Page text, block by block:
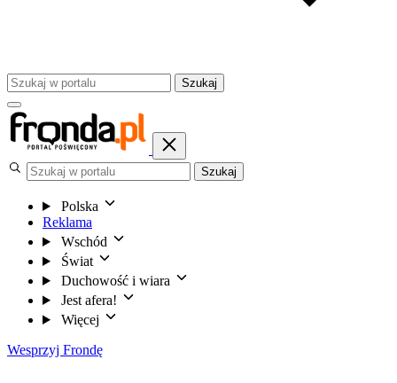
Szukaj
Szukaj
Polska
Reklama
Wschód
Świat
Duchowość i wiara
Jest afera!
Więcej
Wesprzyj Frondę